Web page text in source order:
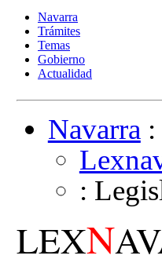
Navarra
Trámites
Temas
Gobierno
Actualidad
Navarra:
:
LEXN